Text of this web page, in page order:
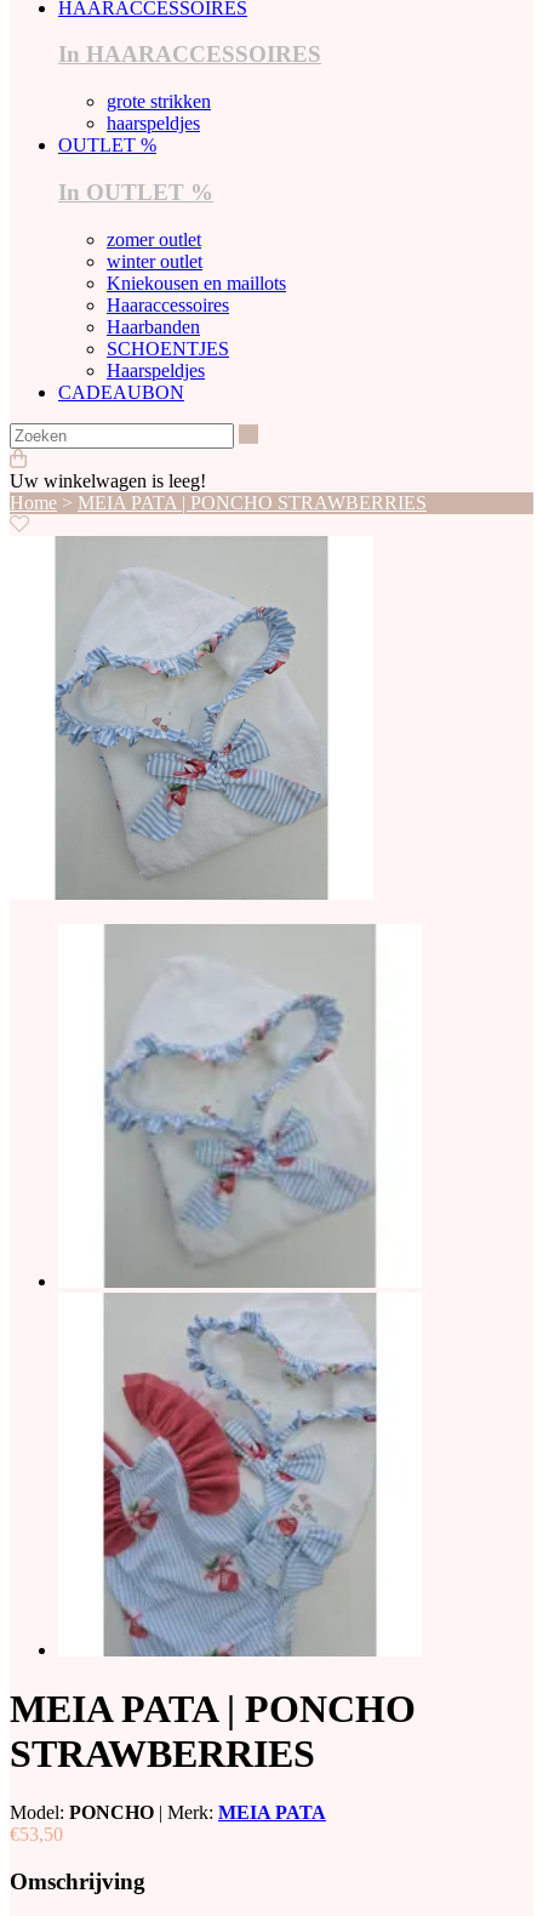
HAARACCESSOIRES
In HAARACCESSOIRES
grote strikken
haarspeldjes
OUTLET %
In OUTLET %
zomer outlet
winter outlet
Kniekousen en maillots
Haaraccessoires
Haarbanden
SCHOENTJES
Haarspeldjes
CADEAUBON
Uw winkelwagen is leeg!
Home > MEIA PATA | PONCHO STRAWBERRIES
MEIA PATA | PONCHO
STRAWBERRIES
Model: PONCHO | Merk: MEIA PATA
€53,50
Omschrijving